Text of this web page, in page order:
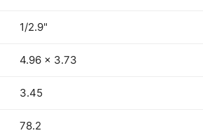
1/2.9"
4.96 x 3.73
3.45
78.2